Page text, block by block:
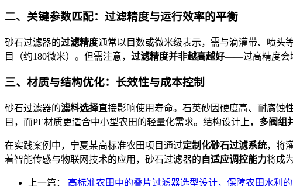
二、关键参数匹配：过滤精度与运行效率的平衡
砂石过滤器的过滤精度通常以目数或微米级表示，需与滴灌带、喷头
目（约180微米）。但需注意， 过滤精度并非越高越好——过高精度会
三、材质与结构优化：长效性与成本控制
砂石过滤器的滤料选择直接影响使用寿命。石英砂因硬度高、耐腐蚀
目，而PE材质更适合中小型农田的轻量化需求。结构设计上， 多阀组
在实践案例中，宁夏某高标准农田项目通过定制化砂石过滤系统，将
着智能传感与物联网技术的应用，砂石过滤器的 自适应调控能力将成
上一篇： 高标准农田中的叠片过滤器选型设计，保障农田水利